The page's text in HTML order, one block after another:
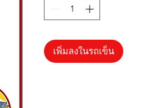
เพิ่มลงในรถเข็น